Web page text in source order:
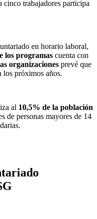
cinco trabajadores participa
en horario laboral,
los programas cuenta con
organizaciones prevé que
los próximos años.
al 10,5% de la población
de personas mayores de 14